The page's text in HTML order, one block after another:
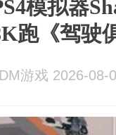
模拟器
跑《驾驶
游戏 2026-08-